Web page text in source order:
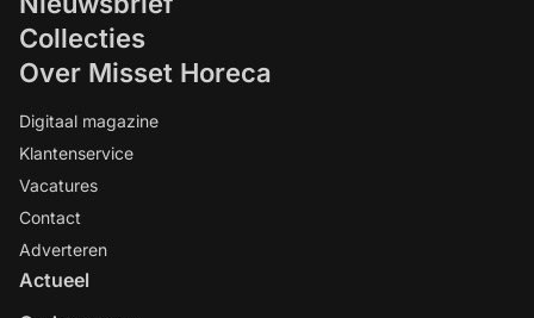
Collecties
Over Misset Horeca
Digitaal magazine
Klantenservice
Vacatures
Contact
Adverteren
Actueel